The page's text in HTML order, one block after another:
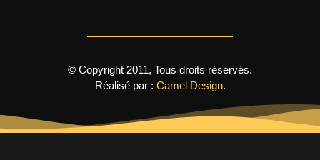
© Copyright 2011, Tous droits réservés.
Réalisé par : Camel Design.